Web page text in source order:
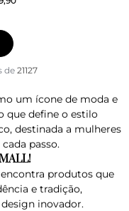
de 21127
um ícone de moda e
que define o estilo
destinada a mulheres
passo.
produtos que
e tradição,
inovador.